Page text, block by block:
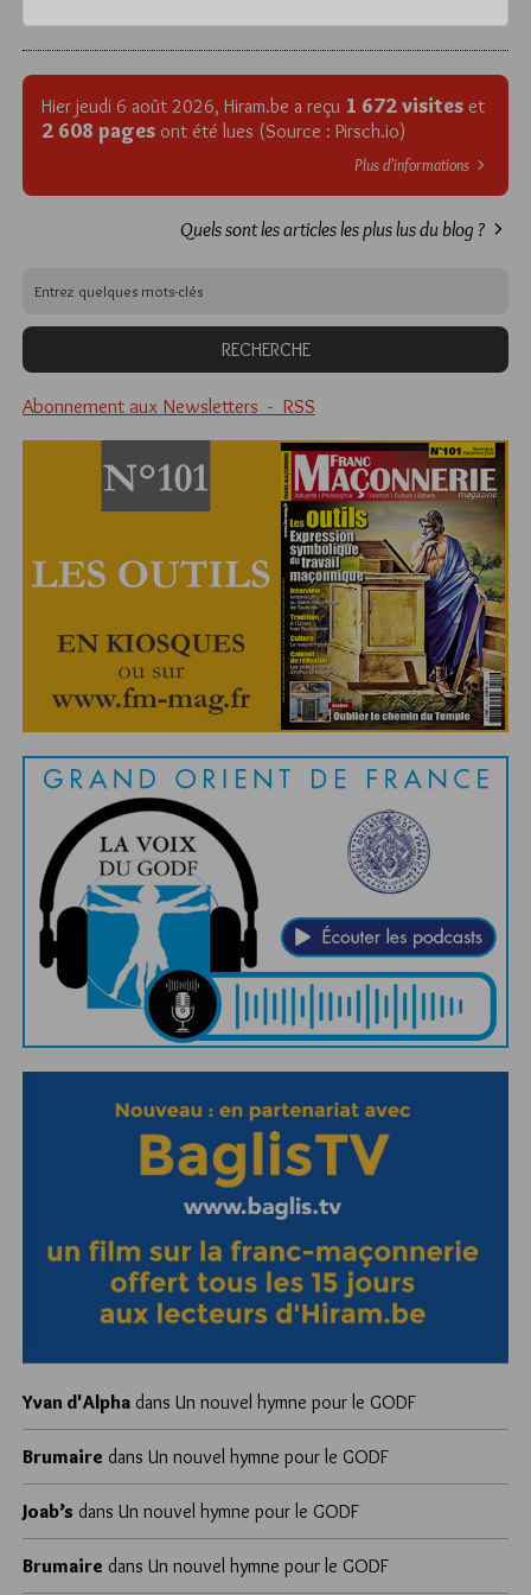
Hier jeudi 6 août 2026, Hiram.be a reçu 1 672 visites et
2 608 pages ont été lues (Source : Pirsch.io)
Plus d’informations
Quels sont les articles les plus lus du blog ?
Abonnement aux Newsletters - RSS
Yvan d'Alpha dans Un nouvel hymne pour le GODF
Brumaire dans Un nouvel hymne pour le GODF
Joab’s dans Un nouvel hymne pour le GODF
Brumaire dans Un nouvel hymne pour le GODF